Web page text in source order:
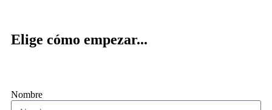
Elige cómo empezar...
Nombre